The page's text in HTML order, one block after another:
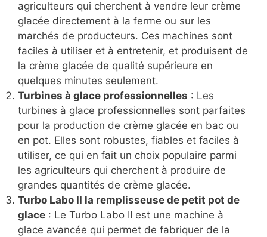
agriculteurs qui cherchent à vendre leur crème
glacée directement à la ferme ou sur les
marchés de producteurs. Ces machines sont
faciles à utiliser et à entretenir, et produisent de
la crème glacée de qualité supérieure en
quelques minutes seulement.
Turbines à glace professionnelles : Les
turbines à glace professionnelles sont parfaites
pour la production de crème glacée en bac ou
en pot. Elles sont robustes, fiables et faciles à
utiliser, ce qui en fait un choix populaire parmi
les agriculteurs qui cherchent à produire de
grandes quantités de crème glacée.
Turbo Labo II la remplisseuse de petit pot de
glace : Le Turbo Labo II est une machine à
glace avancée qui permet de fabriquer de la